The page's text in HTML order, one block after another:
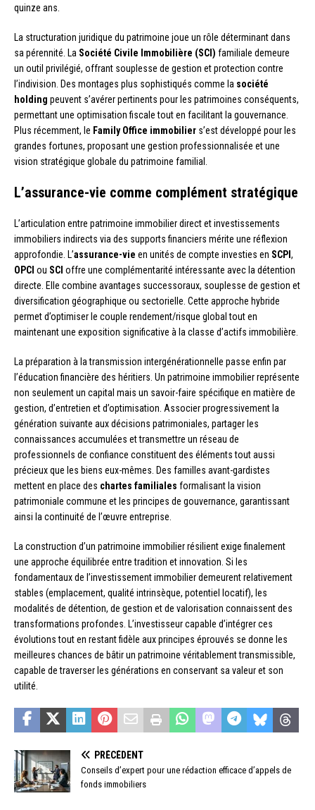
quinze ans.
La structuration juridique du patrimoine joue un rôle déterminant dans
sa pérennité. La Société Civile Immobilière (SCI) familiale demeure
un outil privilégié, offrant souplesse de gestion et protection contre
l’indivision. Des montages plus sophistiqués comme la société
holding peuvent s’avérer pertinents pour les patrimoines conséquents,
permettant une optimisation fiscale tout en facilitant la gouvernance.
Plus récemment, le Family Office immobilier s’est développé pour les
grandes fortunes, proposant une gestion professionnalisée et une
vision stratégique globale du patrimoine familial.
L’assurance-vie comme complément stratégique
L’articulation entre patrimoine immobilier direct et investissements
immobiliers indirects via des supports financiers mérite une réflexion
approfondie. L’assurance-vie en unités de compte investies en SCPI ,
OPCI ou SCI offre une complémentarité intéressante avec la détention
directe. Elle combine avantages successoraux, souplesse de gestion et
diversification géographique ou sectorielle. Cette approche hybride
permet d’optimiser le couple rendement/risque global tout en
maintenant une exposition significative à la classe d’actifs immobilière.
La préparation à la transmission intergénérationnelle passe enfin par
l’éducation financière des héritiers. Un patrimoine immobilier représente
non seulement un capital mais un savoir-faire spécifique en matière de
gestion, d’entretien et d’optimisation. Associer progressivement la
génération suivante aux décisions patrimoniales, partager les
connaissances accumulées et transmettre un réseau de
professionnels de confiance constituent des éléments tout aussi
précieux que les biens eux-mêmes. Des familles avant-gardistes
mettent en place des chartes familiales formalisant la vision
patrimoniale commune et les principes de gouvernance, garantissant
ainsi la continuité de l’œuvre entreprise.
La construction d’un patrimoine immobilier résilient exige finalement
une approche équilibrée entre tradition et innovation. Si les
fondamentaux de l’investissement immobilier demeurent relativement
stables (emplacement, qualité intrinsèque, potentiel locatif), les
modalités de détention, de gestion et de valorisation connaissent des
transformations profondes. L’investisseur capable d’intégrer ces
évolutions tout en restant fidèle aux principes éprouvés se donne les
meilleures chances de bâtir un patrimoine véritablement transmissible,
capable de traverser les générations en conservant sa valeur et son
utilité.
PRÉCÉDENT
Conseils d’expert pour une rédaction efficace d’appels de
fonds immobiliers